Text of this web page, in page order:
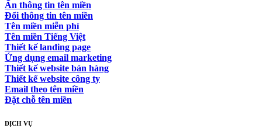
Ẩn thông tin tên miền
Đổi thông tin tên miền
Tên miền miễn phí
Tên miền Tiếng Việt
Thiết kế landing page
Ứng dụng email marketing
Thiết kế website bán hàng
Thiết kế website công ty
Email theo tên miền
Đặt chỗ tên miền
DỊCH VỤ